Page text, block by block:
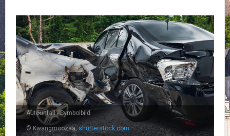
Autounfall - Symbolbild
© Kwangmoozaa,shutterstock.com